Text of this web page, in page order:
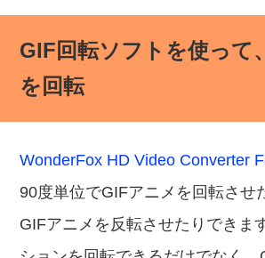
GIF回転ソフトを使って
を回転
WonderFox HD Video Converter
90度単位でGIFアニメを回転させ
GIFアニメを反転させたりできま